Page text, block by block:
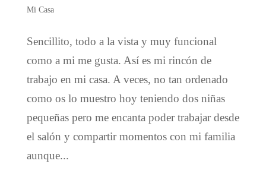
Mi Casa
Sencillito, todo a la vista y muy funcional
como a mi me gusta. Así es mi rincón de
trabajo en mi casa. A veces, no tan ordenado
como os lo muestro hoy teniendo dos niñas
pequeñas pero me encanta poder trabajar desde
el salón y compartir momentos con mi familia
aunque...